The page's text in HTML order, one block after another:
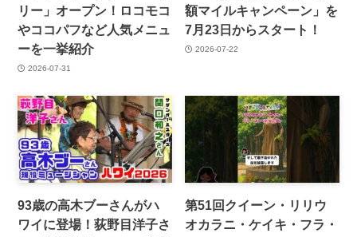
リー」オープン！ロコモコ
やココパフなど人気メニュ
ーを一挙紹介
2026-07-31
額マイルキャンペーン」を
7月23日からスタート！
2026-07-22
93歳の高木ブーさんがハ
ワイに登場！荻野目洋子さ
第51回クイーン・リリウ
オカラニ・ケイキ・フラ・